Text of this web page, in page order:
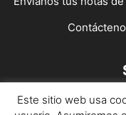
Este sitio web usa